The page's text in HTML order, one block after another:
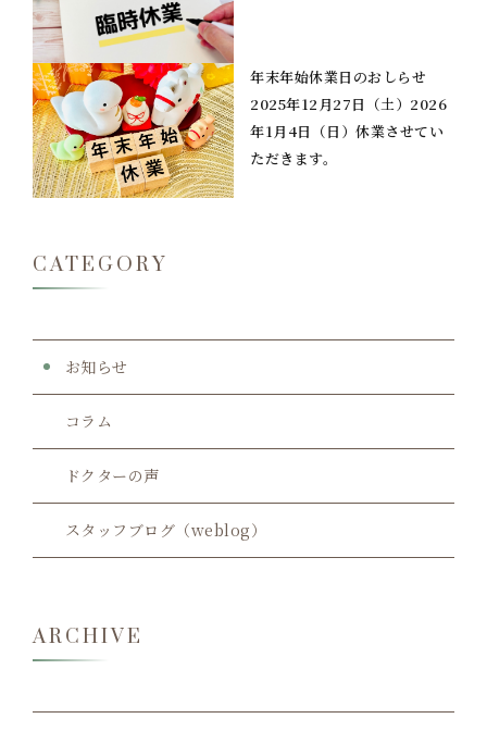
年末年始休業日のおしらせ
2025年12月27日（土）2026
年1月4日（日）休業させてい
ただきます。
CATEGORY
お知らせ
コラム
ドクターの声
スタッフブログ（weblog）
ARCHIVE